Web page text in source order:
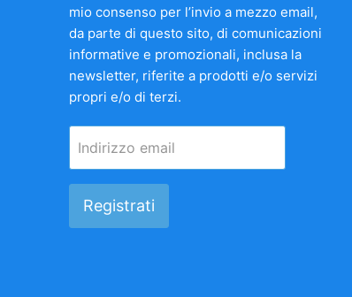
mio consenso per l’invio a mezzo email,
da parte di questo sito, di comunicazioni
informative e promozionali, inclusa la
newsletter, riferite a prodotti e/o servizi
propri e/o di terzi.
Indirizzo email
Registrati